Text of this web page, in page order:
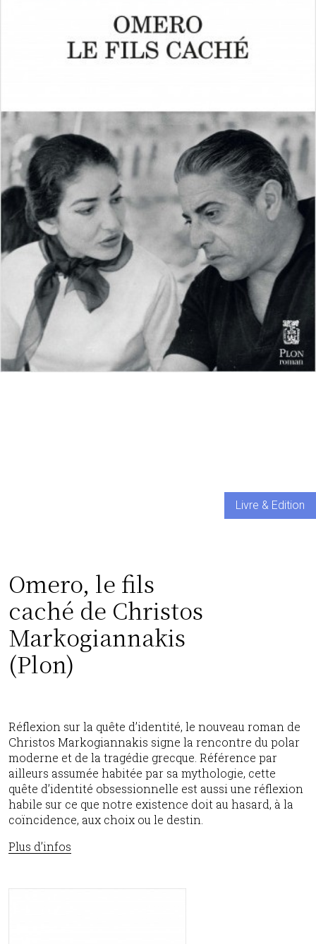
Livre & Edition
Omero, le fils
caché de Christos
Markogiannakis
(Plon)
Réflexion sur la quête d’identité, le nouveau roman de
Christos Markogiannakis signe la rencontre du polar
moderne et de la tragédie grecque. Référence par
ailleurs assumée habitée par sa mythologie, cette
quête d’identité obsessionnelle est aussi une réflexion
habile sur ce que notre existence doit au hasard, à la
coïncidence, aux choix ou le destin.
Plus d’infos